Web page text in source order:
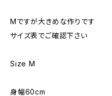
Mですが大きめな作りです
サイズ表でご確認下さい
Size M
身幅60cm